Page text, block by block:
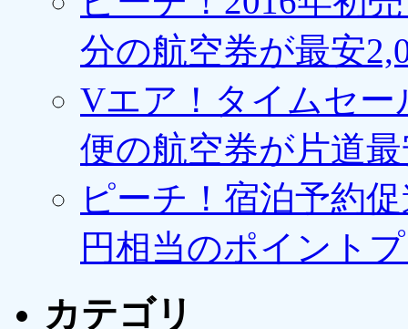
分の航空券が最安
Vエア！タイムセー
便の航空券が片道最
ピーチ！宿泊予約
円相当のポイント
カテゴリ